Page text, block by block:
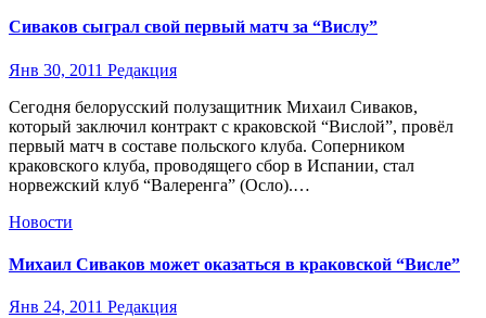
Сиваков сыграл свой первый матч за “Вислу”
Янв 30, 2011 Редакция
Сегодня белорусский полузащитник Михаил Сиваков,
который заключил контракт с краковской “Вислой”, провёл
первый матч в составе польского клуба. Соперником
краковского клуба, проводящего сбор в Испании, стал
норвежский клуб “Валеренга” (Осло).…
Новости
Михаил Сиваков может оказаться в краковской “Висле”
Янв 24, 2011 Редакция